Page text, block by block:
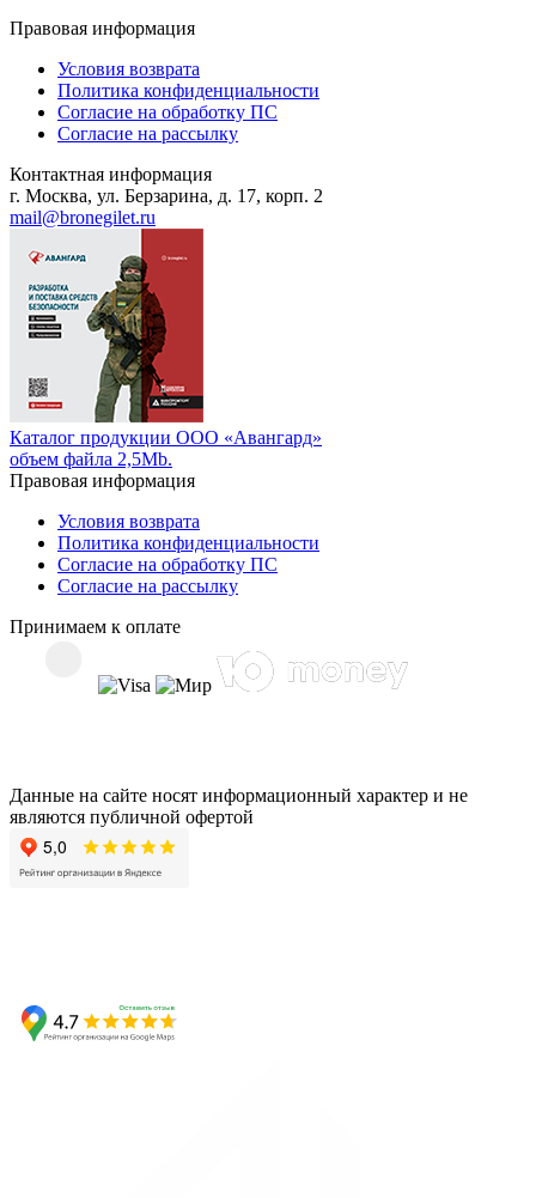
Правовая информация
Условия возврата
Политика конфиденциальности
Согласие на обработку ПС
Согласие на рассылку
Контактная информация
г. Москва, ул. Берзарина, д. 17, корп. 2
mail@bronegilet.ru
Каталог продукции ООО «Авангард»
объем файла 2,5Mb.
Правовая информация
Условия возврата
Политика конфиденциальности
Согласие на обработку ПС
Согласие на рассылку
Принимаем к оплате
Данные на сайте носят информационный характер и не
являются публичной офертой